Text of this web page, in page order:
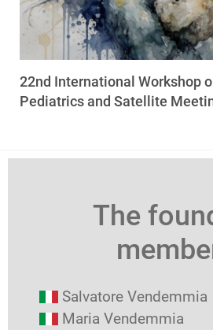
22nd International Workshop
Pediatrics and Satellite
The
Salvatore Vendemmia
Maria Vendemmia